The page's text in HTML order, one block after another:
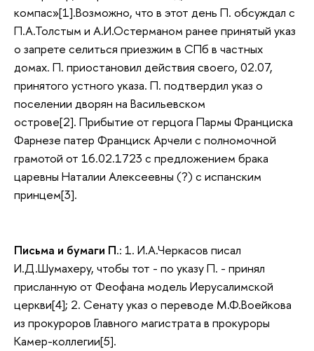
компас»[1].Возможно, что в этот день П. обсуждал с
П.А.Толстым и А.И.Остерманом ранее принятый указ
о запрете селиться приезжим в СПб в частных
домах. П. приостановил действия своего, 02.07,
принятого устного указа. П. подтвердил указ о
поселении дворян на Васильевском
острове[2]. Прибытие от герцога Пармы Франциска
Фарнезе патер Франциск Арчели с полномочной
грамотой от 16.02.1723 с предложением брака
царевны Наталии Алексеевны (?) с испанским
принцем[3].
Письма и бумаги П.: 1. И.А.Черкасов писал
И.Д.Шумахеру, чтобы тот - по указу П. - принял
присланную от Феофана модель Иерусалимской
церкви[4]; 2. Сенату указ о переводе М.Ф.Воейкова
из прокуроров Главного магистрата в прокуроры
Камер-коллегии[5].